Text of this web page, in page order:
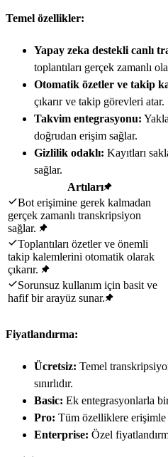
Temel özellikler:
Yapay zeka destekli canlı
toplantıları gerçek zamanlı
Otomatik özetler ve takip
çıkarır ve takip görevleri atar.
Takvim entegrasyonu:
doğrudan erişim sağlar.
Gizlilik odaklı: Kayıtları
sağlar.
Artıları
Bot erişimine gerek kalmadan
gerçek zamanlı transkripsiyon
sağlar.
Toplantıları özetler ve önemli
takip kalemlerini otomatik olarak
çıkarır.
Sorunsuz kullanım için basit ve
hafif bir arayüz sunar.
Fiyatlandırma:
Ücretsiz: Temel
sınırlıdır.
Basic: Ek entegrasyonlarla
Pro: Tüm özelliklere
Enterprise: Özel